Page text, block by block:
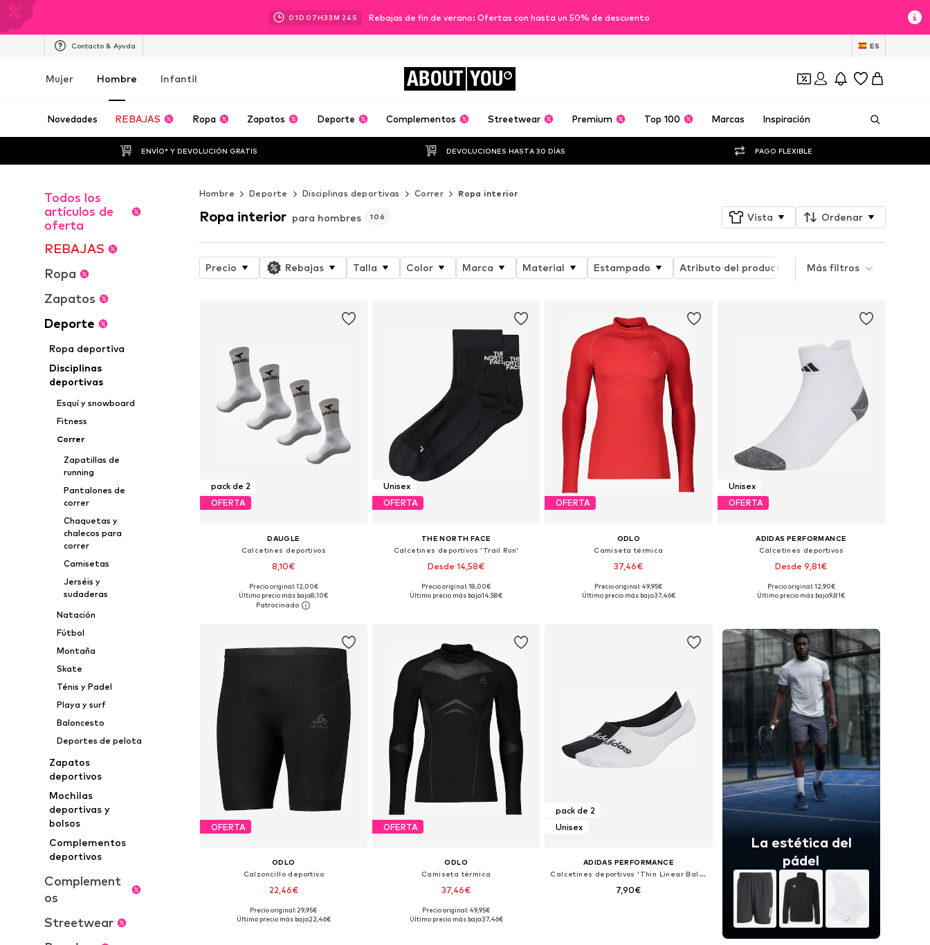
01D 07H33M 22 S Rebajas de fin de verano: Ofertas con hasta un 50% de descuento
Contacto & Ayuda ES
Mujer Hombre Infantil ABOUT YOU
Novedades REBAJAS Ropa Zapatos Deporte Complementos Streetwear Premium Top 100 Marcas Inspiración
ENVÍO* Y DEVOLUCIÓN GRATIS DEVOLUCIONES HASTA 30 DÍAS PAGO FLEXIBLE
Todos los
artículos de
oferta
REBAJAS
Ropa
Zapatos
Deporte
Ropa deportiva
Disciplinas
deportivas
Esquí y snowboard
Fitness
Correr
Zapatillas de
running
Pantalones de
correr
Chaquetas y
chalecos para
correr
Camisetas
Jerséis y
sudaderas
Natación
Fútbol
Montaña
Skate
Ténis y Padel
Playa y surf
Baloncesto
Deportes de pelota
Zapatos
deportivos
Mochilas
deportivas y
bolsos
Complementos
deportivos
Complement
os
Streetwear
Hombre Deporte Disciplinas deportivas Correr Ropa interior
Ropa interior para hombres 106 Vista Ordenar
Precio Rebajas Talla Color Marca Material Estampado Atributo del producto Disciplina deportiva
Más filtros
pack de 2
OFERTA
DAUGLE
Calcetines deportivos
8,10€
Tallas disponibles: 39-42, 43-46
Añadir a la cesta
Precio original: 12,00€
Último precio más bajo:8,10€
Unisex
OFERTA
THE NORTH FACE
Calcetines deportivos 'Trail Run'
Desde 14,58€
Precio original: 18,00€
Último precio más bajo:14,58€
OFERTA
ODLO
Camiseta térmica
37,46€
Tallas disponibles: S, M, L, XL
Precio original: 49,95€
Último precio más bajo:37,46€
Unisex
OFERTA
ADIDAS PERFORMANCE
Calcetines deportivos
Desde 9,81€
Disponible en muchas tallas
Precio original: 12,90€
Último precio más bajo:9,81€
OFERTA
ODLO
Calzoncillo deportivo
22,46€
Tallas disponibles: S, M, L, XXL
Precio original: 29,95€
Último precio más bajo:22,46€
OFERTA
ODLO
Camiseta térmica
37,46€
Tallas disponibles: S, M, L, XL
Precio original: 49,95€
Último precio más bajo:37,46€
pack de 2
Unisex
ADIDAS PERFORMANCE
Calcetines deportivos 'Thin Linear Ballerina 2 Pairs'
7,90€
La estética del
pádel